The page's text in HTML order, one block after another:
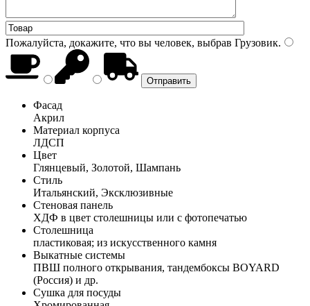
Пожалуйста, докажите, что вы человек, выбрав Грузовик.
Фасад
Акрил
Материал корпуса
ЛДСП
Цвет
Глянцевый, Золотой, Шампань
Стиль
Итальянский, Эксклюзивные
Стеновая панель
ХДФ в цвет столешницы или с фотопечатью
Столешница
пластиковая; из искусственного камня
Выкатные системы
ПВШ полного открывания, тандембоксы BOYARD
(Россия) и др.
Сушка для посуды